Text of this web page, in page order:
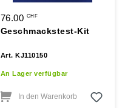
76.00 CHF
Geschmackstest-Kit
Art. KJ110150
An Lager verfügbar
In den Warenkorb